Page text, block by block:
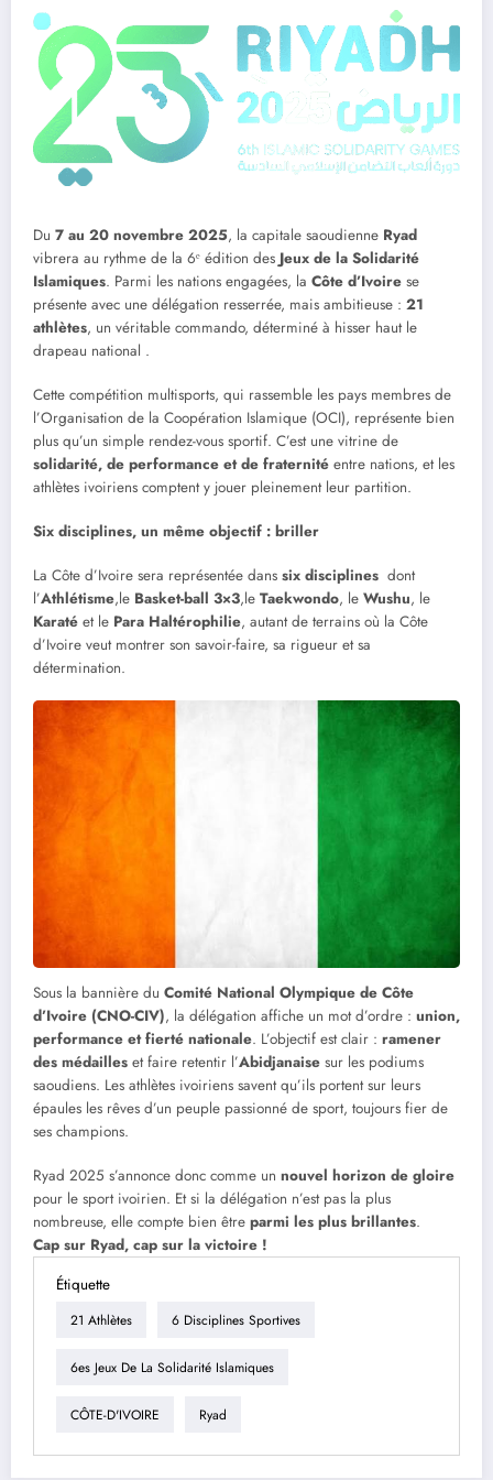
Du 7 au 20 novembre 2025, la capitale saoudienne Ryad
vibrera au rythme de la 6ᵉ édition des Jeux de la Solidarité
Islamiques. Parmi les nations engagées, la Côte d’Ivoire se
présente avec une délégation resserrée, mais ambitieuse : 21
athlètes, un véritable commando, déterminé à hisser haut le
drapeau national .
Cette compétition multisports, qui rassemble les pays membres de
l’Organisation de la Coopération Islamique (OCI), représente bien
plus qu’un simple rendez-vous sportif. C’est une vitrine de
solidarité, de performance et de fraternité entre nations, et les
athlètes ivoiriens comptent y jouer pleinement leur partition.
Six disciplines, un même objectif : briller
La Côte d’Ivoire sera représentée dans six disciplines dont
l’Athlétisme,le Basket-ball 3×3,le Taekwondo, le Wushu, le
Karaté et le Para Haltérophilie, autant de terrains où la Côte
d’Ivoire veut montrer son savoir-faire, sa rigueur et sa
détermination.
Sous la bannière du Comité National Olympique de Côte
d’Ivoire (CNO-CIV), la délégation affiche un mot d’ordre : union,
performance et fierté nationale. L’objectif est clair : ramener
des médailles et faire retentir l’Abidjanaise sur les podiums
saoudiens. Les athlètes ivoiriens savent qu’ils portent sur leurs
épaules les rêves d’un peuple passionné de sport, toujours fier de
ses champions.
Ryad 2025 s’annonce donc comme un nouvel horizon de gloire
pour le sport ivoirien. Et si la délégation n’est pas la plus
nombreuse, elle compte bien être parmi les plus brillantes.
Cap sur Ryad, cap sur la victoire !
Étiquette
21 Athlètes 6 Disciplines Sportives
6es Jeux De La Solidarité Islamiques
CÔTE-D'IVOIRE Ryad